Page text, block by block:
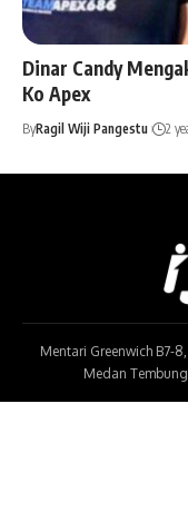
Dinar Candy
Ko Apex
ByRagil Wiji Pangestu 2
Mentari Greenwich B7-
Medan